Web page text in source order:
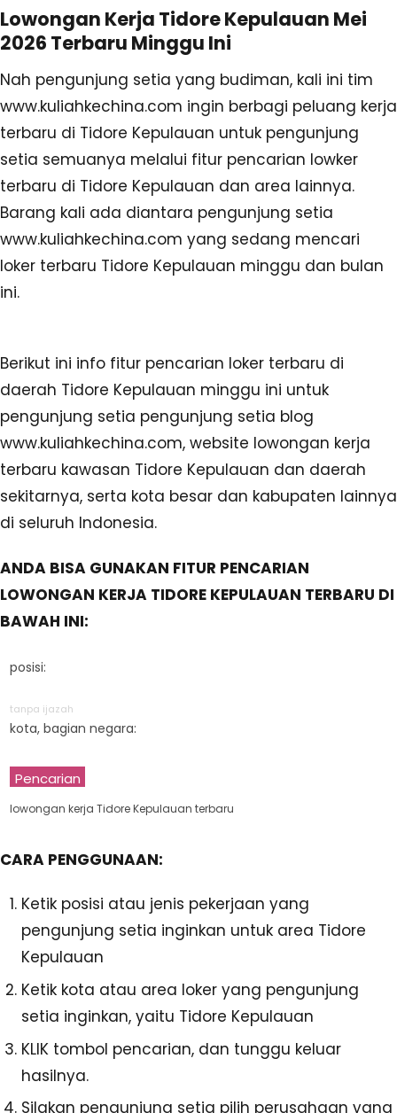
Lowongan Kerja Tidore Kepulauan Mei
2026 Terbaru Minggu Ini
Nah pengunjung setia yang budiman, kali ini tim
www.kuliahkechina.com ingin berbagi peluang kerja
terbaru di Tidore Kepulauan untuk pengunjung
setia semuanya melalui fitur pencarian lowker
terbaru di Tidore Kepulauan dan area lainnya.
Barang kali ada diantara pengunjung setia
www.kuliahkechina.com yang sedang mencari
loker terbaru Tidore Kepulauan minggu dan bulan
ini.
Berikut ini info fitur pencarian loker terbaru di
daerah Tidore Kepulauan minggu ini untuk
pengunjung setia pengunjung setia blog
www.kuliahkechina.com, website lowongan kerja
terbaru kawasan Tidore Kepulauan dan daerah
sekitarnya, serta kota besar dan kabupaten lainnya
di seluruh Indonesia.
ANDA BISA GUNAKAN FITUR PENCARIAN
LOWONGAN KERJA TIDORE KEPULAUAN TERBARU DI
BAWAH INI:
posisi:
tanpa ijazah
kota, bagian negara:
Pencarian
lowongan kerja Tidore Kepulauan terbaru
CARA PENGGUNAAN:
Ketik posisi atau jenis pekerjaan yang
pengunjung setia inginkan untuk area Tidore
Kepulauan
Ketik kota atau area loker yang pengunjung
setia inginkan, yaitu Tidore Kepulauan
KLIK tombol pencarian, dan tunggu keluar
hasilnya.
Silakan pengunjung setia pilih perusahaan yang